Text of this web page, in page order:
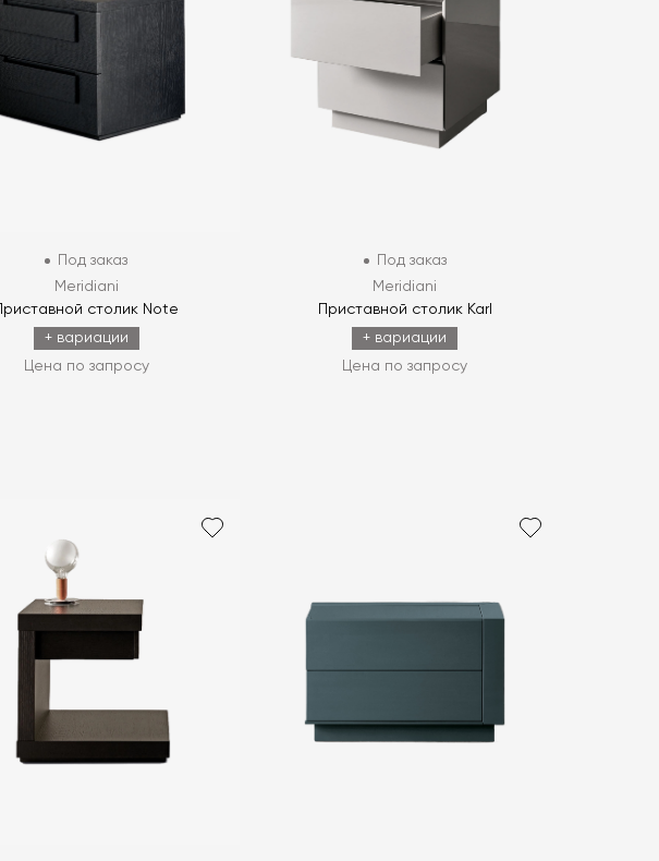
Под заказ
Meridiani
Приставной столик Note
+ вариации
Цена по запросу
Под заказ
Meridiani
Приставной столик Karl
+ вариации
Цена по запросу